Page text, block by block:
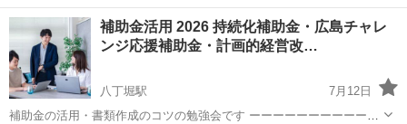
宣伝していったらよいかわからない。そんな方、個人事業から法人企
業まで、広島インバウンド 集客の仕方の勉強会です。 まずはお気軽に
ご相談ください。 イン...
広島 広島市 本通駅 集客
補助金活用 2026 持続化補助金・広島チャレ
ンジ応援補助金・計画的経営改…
八丁堀駅
7月12日
補助金の活用・書類作成のコツの勉強会です ーーーーーーーーーーー